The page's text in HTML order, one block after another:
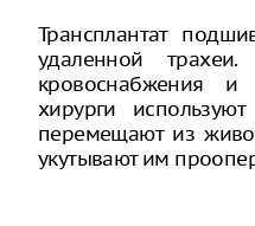
Трансплантат
удаленной
кровоснабжения
хирурги
перемещают из
укутывают им